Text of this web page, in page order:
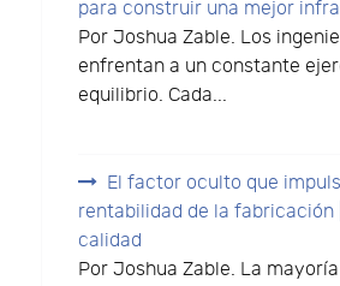
para construir una mejor
Por Joshua Zable. Los
enfrentan a un constante
equilibrio. Cada...
El factor oculto que
rentabilidad de la fabricación
calidad
Por Joshua Zable. La